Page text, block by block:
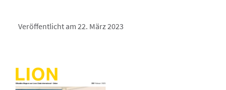
Veröffentlicht am 22. März 2023